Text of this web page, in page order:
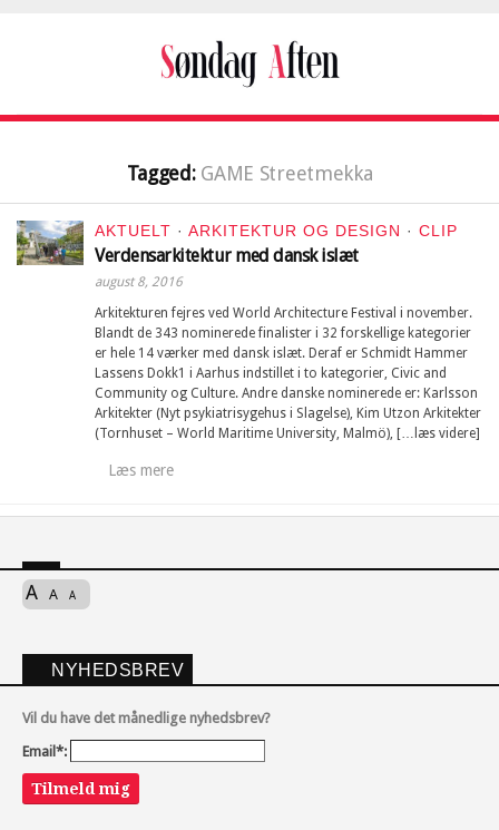
Tagged: GAME Streetmekka
AKTUELT · ARKITEKTUR OG DESIGN · CLIP
Verdensarkitektur med dansk islæt
august 8, 2016
Arkitekturen fejres ved World Architecture Festival i november.
Blandt de 343 nominerede finalister i 32 forskellige kategorier
er hele 14 værker med dansk islæt. Deraf er Schmidt Hammer
Lassens Dokk1 i Aarhus indstillet i to kategorier, Civic and
Community og Culture. Andre danske nominerede er: Karlsson
Arkitekter (Nyt psykiatrisygehus i Slagelse), Kim Utzon Arkitekter
(Tornhuset – World Maritime University, Malmö), […læs videre]
Læs mere
A A A
NYHEDSBREV
Vil du have det månedlige nyhedsbrev?
Email*:
Tilmeld mig